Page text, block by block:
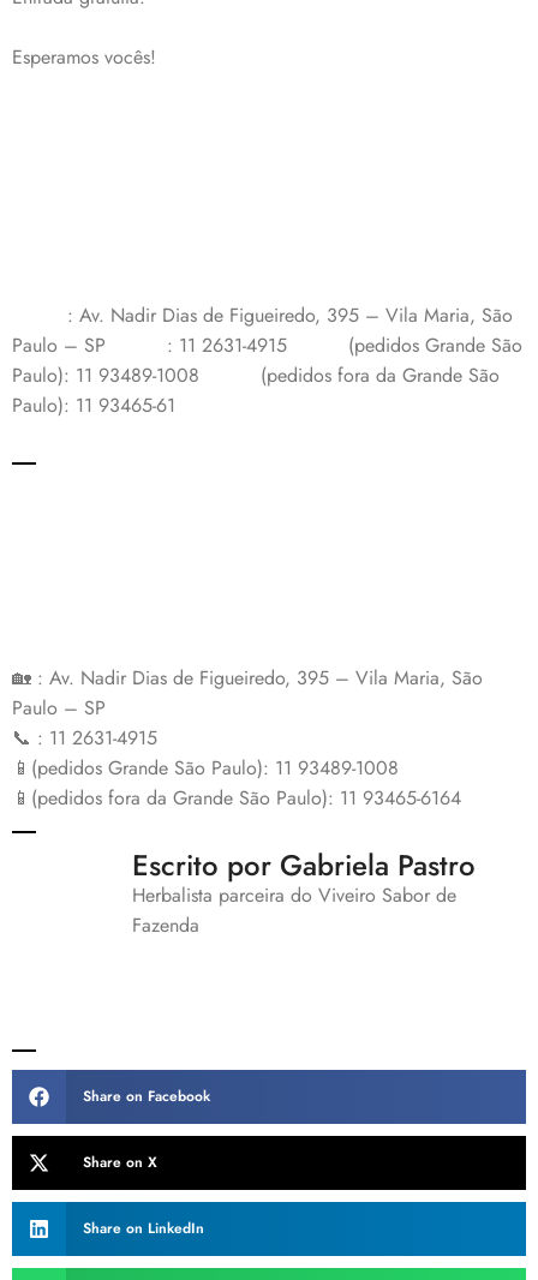
Esperamos vocês!
: Av. Nadir Dias de Figueiredo, 395 – Vila Maria, São
Paulo – SP
: 11 2631-4915
(pedidos Grande São
Paulo): 11 93489-1008
(pedidos fora da Grande São
Paulo): 11 93465-61
🏡 : Av. Nadir Dias de Figueiredo, 395 – Vila Maria, São
Paulo – SP
📞 : 11 2631-4915
📱(pedidos Grande São Paulo): 11 93489-1008
📱(pedidos fora da Grande São Paulo): 11 93465-6164
Escrito por Gabriela Pastro
Herbalista parceira do Viveiro Sabor de
Fazenda
Share on Facebook
Share on X
Share on LinkedIn